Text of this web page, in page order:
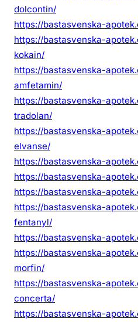
dolcontin/
https://bastasvenska-
https://bastasvenska-
kokain/
https://bastasvenska-
amfetamin/
https://bastasvenska-
tradolan/
https://bastasvenska-
elvanse/
https://bastasvenska-
https://bastasvenska-
https://bastasvenska-
https://bastasvenska-
fentanyl/
https://bastasvenska-
https://bastasvenska-
morfin/
https://bastasvenska-
concerta/
https://bastasvenska-